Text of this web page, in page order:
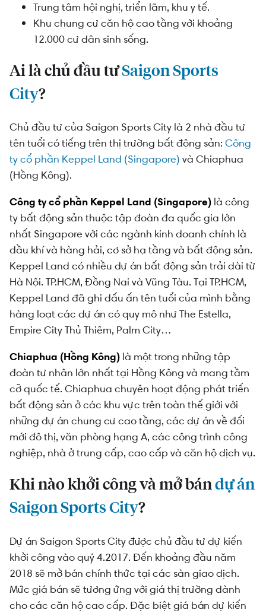
Trung tâm hội nghị, triển lãm, khu y tế.
Khu chung cư căn hộ cao tầng với khoảng
12.000 cư dân sinh sống.
Ai là chủ đầu tưSaigon Sports
City?
Chủ đầu tư của Saigon Sports City là 2 nhà đầu tư
tên tuổi có tiếng trên thị trường bất động sản: Công
ty cổ phần Keppel Land (Singapore) và Chiaphua
(Hồng Kông).
Công ty cổ phần Keppel Land (Singapore) là công
ty bất động sản thuộc tập đoàn đa quốc gia lớn
nhất Singapore với các ngành kinh doanh chính là
dầu khí và hàng hải, cơ sở hạ tầng và bất động sản.
Keppel Land có nhiều dự án bất động sản trải dài từ
Hà Nội. TP.HCM, Đồng Nai và Vũng Tàu. Tại TP.HCM,
Keppel Land đã ghi dấu ấn tên tuổi của mình bằng
hàng loạt các dự án có quy mô như The Estella,
Empire City Thủ Thiêm, Palm City…
Chiaphua (Hồng Kông) là một trong những tập
đoàn tư nhân lớn nhất tại Hồng Kông và mang tầm
cỡ quốc tế. Chiaphua chuyên hoạt động phát triển
bất động sản ở các khu vực trên toàn thế giới với
những dự án chung cư cao tầng, các dự án về đổi
mới đô thị, văn phòng hạng A, các công trình công
nghiệp, nhà ở trung cấp, cao cấp và căn hộ dịch vụ.
Khi nào khởi công và mở bándự án
Saigon Sports City?
Dự án Saigon Sports City được chủ đầu tư dự kiến
khởi công vào quý 4.2017. Đến khoảng đầu năm
2018 sẽ mở bán chính thức tại các sàn giao dịch.
Mức giá bán sẽ tương ứng với giá thị trường dành
cho các căn hộ cao cấp. Đặc biệt giá bán dự kiến